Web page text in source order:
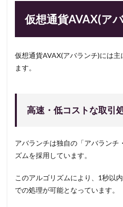
仮想通貨AVAX(ア
仮想通貨AVAX(アバランチ)には
ます。
高速・低コストな取引
アバランチは独自の「アバランチ
ズムを採用しています。
このアルゴリズムにより、1秒以
での処理が可能となっています。